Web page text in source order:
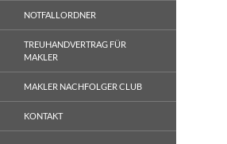
NOTFALLORDNER
TREUHANDVERTRAG FÜR
MAKLER
MAKLER NACHFOLGER CLUB
KONTAKT